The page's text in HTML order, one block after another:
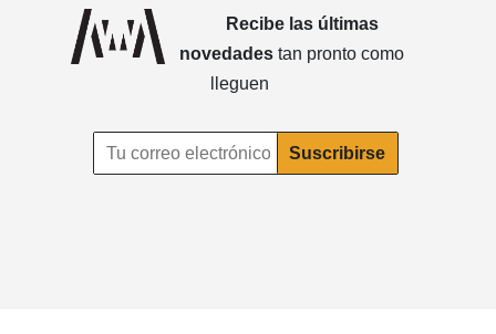
Recibe las últimas
novedades tan pronto como
lleguen